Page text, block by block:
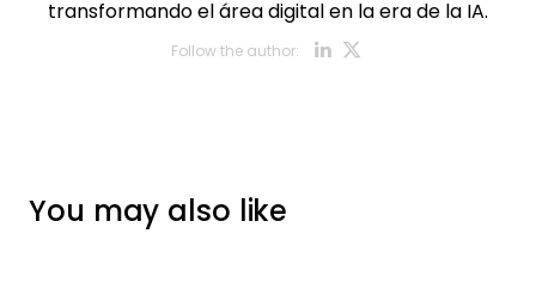
transformando el área digital en la era de la IA.
Follow the author: Opens new
You may also like